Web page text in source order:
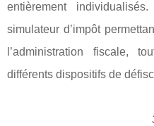
entièrement
simulateur d’impôt
l’administration fiscale,
différents dispositifs de